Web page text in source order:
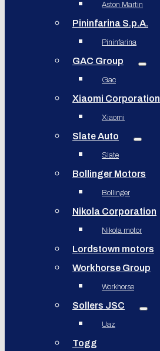
Aston Martin
Pininfarina S.p.A.
Pininfarina
GAC Group
Gac
Xiaomi Corporation
Xiaomi
Slate Auto
Slate
Bollinger Motors
Bollinger
Nikola Corporation
Nikola motor
Lordstown motors
Workhorse Group
Workhorse
Sollers JSC
Uaz
Togg